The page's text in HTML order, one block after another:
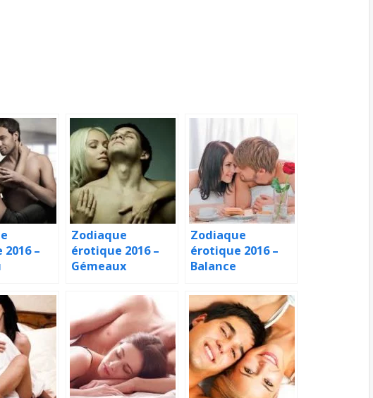
–
Zodiaque
érotique 2016 –
Gémeaux
Zodiaque
érotique 2016 –
Balance